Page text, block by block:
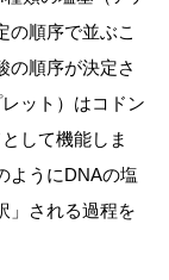
の順序で並ぶこ
の順序が決定さ
ット）はコドン
して機能しま
ようにDNAの塩
」される過程を